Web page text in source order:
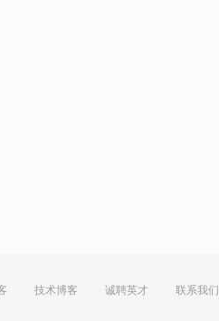
技术博客 诚聘英才 联系我们